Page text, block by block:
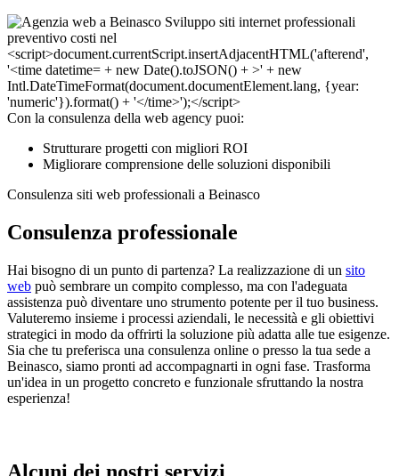
Con la consulenza della web agency puoi:
Strutturare progetti con migliori ROI
Migliorare comprensione delle soluzioni disponibili
Consulenza siti web professionali a Beinasco
Consulenza professionale
Hai bisogno di un punto di partenza? La realizzazione di un sito
web può sembrare un compito complesso, ma con l'adeguata
assistenza può diventare uno strumento potente per il tuo business.
Valuteremo insieme i processi aziendali, le necessità e gli obiettivi
strategici in modo da offrirti la soluzione più adatta alle tue esigenze.
Sia che tu preferisca una consulenza online o presso la tua sede a
Beinasco, siamo pronti ad accompagnarti in ogni fase. Trasforma
un'idea in un progetto concreto e funzionale sfruttando la nostra
esperienza!